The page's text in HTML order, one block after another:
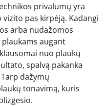
privalumų yra
pas kirpėją. Kadangi
arba nudažomos
augant
nuo plaukų
spalvą pakanka
dažymų
tonavimą, kuris